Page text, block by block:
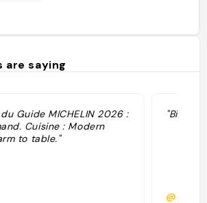
are saying
Guide MICHELIN 2026 :
Cuisine : Modern
to table."
@